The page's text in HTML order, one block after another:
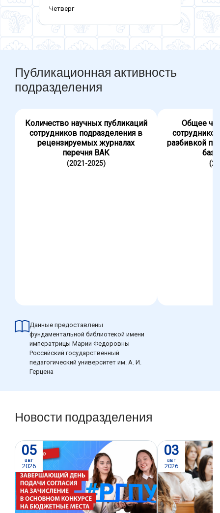
Четверг
Публикационная активность
подразделения
Количество научных публикаций
сотрудников подразделения в
рецензируемых журналах
перечня ВАК
(2021-2025)
Общее
разбивкой
Данные предоставлены
фундаментальной библиотекой имени
императрицы Марии Федоровны
Российский государственный
педагогический университет им. А. И.
Герцена
Новости подразделения
05
авг
2026
03
авг
2026